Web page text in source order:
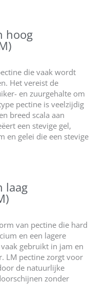
hoog
die vaak wordt
Het vereist de
en zuurgehalte om
pectine is veelzijdig
breed scala aan
een stevige gel,
en gelei die een stevige
laag
van pectine die hard
en een lagere
gebruikt in jam en
LM pectine zorgt voor
de natuurlijke
zonder